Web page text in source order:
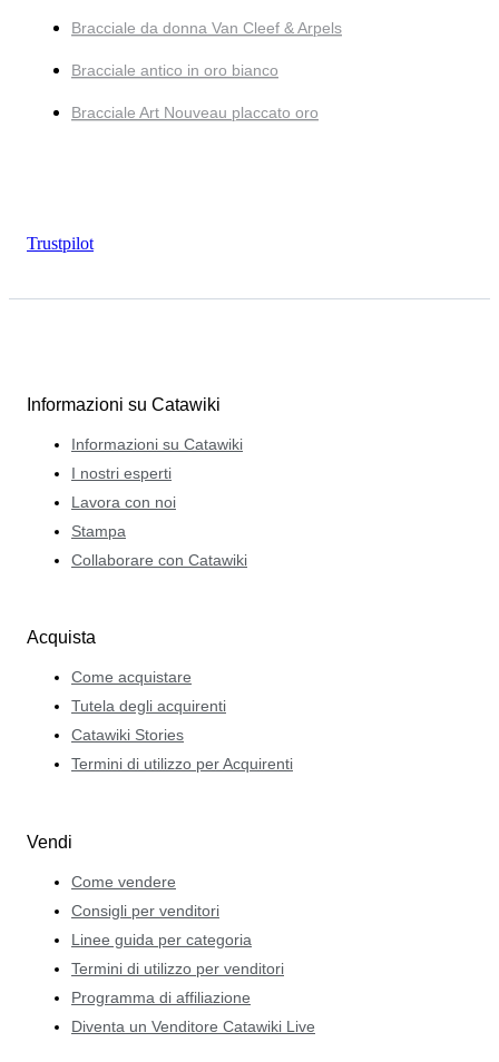
Bracciale da donna Van Cleef & Arpels
Bracciale antico in oro bianco
Bracciale Art Nouveau placcato oro
Trustpilot
Informazioni su Catawiki
Informazioni su Catawiki
I nostri esperti
Lavora con noi
Stampa
Collaborare con Catawiki
Acquista
Come acquistare
Tutela degli acquirenti
Catawiki Stories
Termini di utilizzo per Acquirenti
Vendi
Come vendere
Consigli per venditori
Linee guida per categoria
Termini di utilizzo per venditori
Programma di affiliazione
Diventa un Venditore Catawiki Live